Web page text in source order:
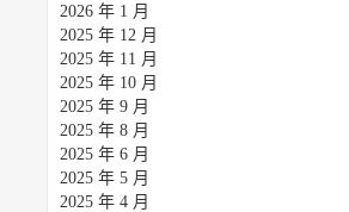
2026 年 1 月
2025 年 12 月
2025 年 11 月
2025 年 10 月
2025 年 9 月
2025 年 8 月
2025 年 6 月
2025 年 5 月
2025 年 4 月